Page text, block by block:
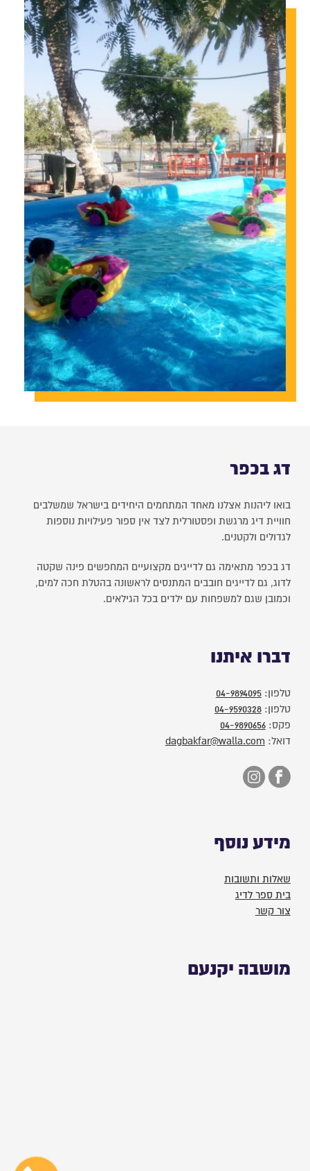
דג בכפר
בואו ליהנות אצלנו מאחד המתחמים היחידים בישראל שמשלבים
חוויית דיג מרגשת ופסטורלית לצד אין ספור פעילויות נוספות
לגדולים ולקטנים.
דג בכפר מתאימה גם לדייגים מקצועיים המחפשים פינה שקטה
לדוג, גם לדייגים חובבים המתנסים לראשונה בהטלת חכה למים,
וכמובן שגם למשפחות עם ילדים בכל הגילאים.
דברו איתנו
טלפון:04-9894095
טלפון:04-9590328
פקס:04-9890656
דואל: dagbakfar@walla.com
מידע נוסף
שאלות ותשובות
בית ספר לדיג
צור קשר
מושבה יקנעם